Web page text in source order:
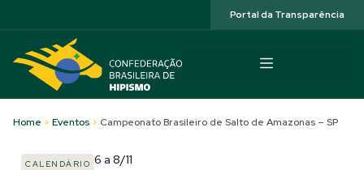
Portal da Transparência
Home > Eventos > Campeonato Brasileiro de Salto de Amazonas – SP
CALENDÁRIO 6 a 8/11